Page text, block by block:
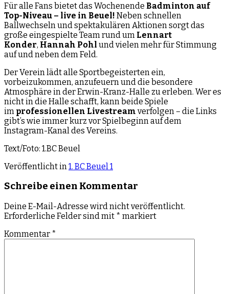
Für alle Fans bietet das Wochenende Badminton auf
Top-Niveau – live in Beuel! Neben schnellen
Ballwechseln und spektakulären Aktionen sorgt das
große eingespielte Team rund um Lennart
Konder, Hannah Pohl und vielen mehr für Stimmung
auf und neben dem Feld.
Der Verein lädt alle Sportbegeisterten ein,
vorbeizukommen, anzufeuern und die besondere
Atmosphäre in der Erwin-Kranz-Halle zu erleben. Wer es
nicht in die Halle schafft, kann beide Spiele
im professionellen Livestream verfolgen – die Links
gibt’s wie immer kurz vor Spielbeginn auf dem
Instagram-Kanal des Vereins.
Text/Foto: 1.BC Beuel
Veröffentlicht in 1. BC Beuel 1
Schreibe einen Kommentar
Deine E-Mail-Adresse wird nicht veröffentlicht.
Erforderliche Felder sind mit * markiert
Kommentar *